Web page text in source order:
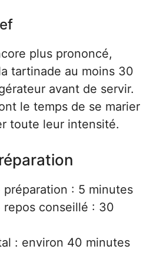
plus prononcé,
tartinade au moins 30
avant de servir.
le temps de se marier
toute leur intensité.
préparation : 5 minutes
repos conseillé : 30
: environ 40 minutes